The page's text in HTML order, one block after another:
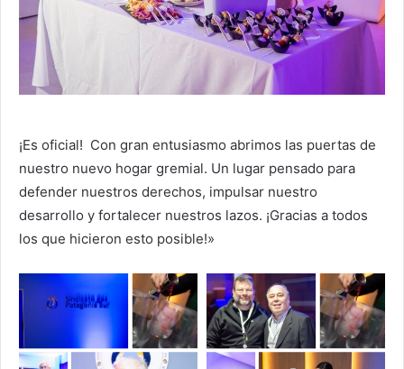
¡Es oficial! Con gran entusiasmo abrimos las puertas de
nuestro nuevo hogar gremial. Un lugar pensado para
defender nuestros derechos, impulsar nuestro
desarrollo y fortalecer nuestros lazos. ¡Gracias a todos
los que hicieron esto posible!»